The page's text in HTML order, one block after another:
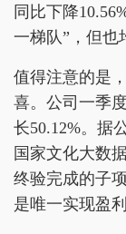
同比下降
一梯队”，但也
值得注意的是
喜。公司一季
长50.12%。据
国家文化大数
终验完成的子
是唯一实现盈